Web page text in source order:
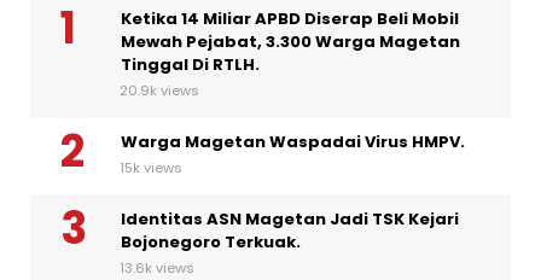
Ketika 14 Miliar APBD Diserap Beli Mobil
Mewah Pejabat, 3.300 Warga Magetan
Tinggal Di RTLH.
20.9k views
Warga Magetan Waspadai Virus HMPV.
15k views
Identitas ASN Magetan Jadi TSK Kejari
Bojonegoro Terkuak.
13.6k views